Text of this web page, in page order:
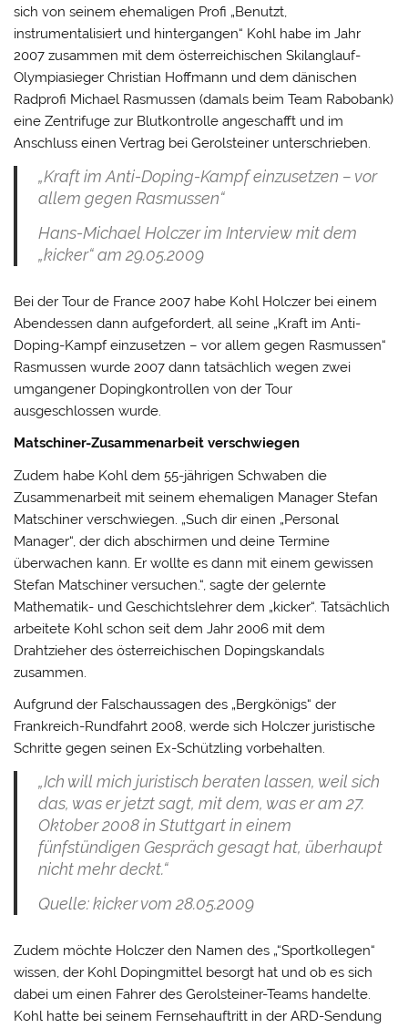
sich von seinem ehemaligen Profi „Benutzt,
instrumentalisiert und hintergangen“ Kohl habe im Jahr
2007 zusammen mit dem österreichischen Skilanglauf-
Olympiasieger Christian Hoffmann und dem dänischen
Radprofi Michael Rasmussen (damals beim Team Rabobank)
eine Zentrifuge zur Blutkontrolle angeschafft und im
Anschluss einen Vertrag bei Gerolsteiner unterschrieben.
„Kraft im Anti-Doping-Kampf einzusetzen – vor
allem gegen Rasmussen“
Hans-Michael Holczer im Interview mit dem
„kicker“ am 29.05.2009
Bei der Tour de France 2007 habe Kohl Holczer bei einem
Abendessen dann aufgefordert, all seine „Kraft im Anti-
Doping-Kampf einzusetzen – vor allem gegen Rasmussen“
Rasmussen wurde 2007 dann tatsächlich wegen zwei
umgangener Dopingkontrollen von der Tour
ausgeschlossen wurde.
Matschiner-Zusammenarbeit verschwiegen
Zudem habe Kohl dem 55-jährigen Schwaben die
Zusammenarbeit mit seinem ehemaligen Manager Stefan
Matschiner verschwiegen. „Such dir einen „Personal
Manager“, der dich abschirmen und deine Termine
überwachen kann. Er wollte es dann mit einem gewissen
Stefan Matschiner versuchen.“, sagte der gelernte
Mathematik- und Geschichtslehrer dem „kicker“. Tatsächlich
arbeitete Kohl schon seit dem Jahr 2006 mit dem
Drahtzieher des österreichischen Dopingskandals
zusammen.
Aufgrund der Falschaussagen des „Bergkönigs“ der
Frankreich-Rundfahrt 2008, werde sich Holczer juristische
Schritte gegen seinen Ex-Schützling vorbehalten.
„Ich will mich juristisch beraten lassen, weil sich
das, was er jetzt sagt, mit dem, was er am 27.
Oktober 2008 in Stuttgart in einem
fünfstündigen Gespräch gesagt hat, überhaupt
nicht mehr deckt.“
Quelle: kicker vom 28.05.2009
Zudem möchte Holczer den Namen des „“Sportkollegen“
wissen, der Kohl Dopingmittel besorgt hat und ob es sich
dabei um einen Fahrer des Gerolsteiner-Teams handelte.
Kohl hatte bei seinem Fernsehauftritt in der ARD-Sendung